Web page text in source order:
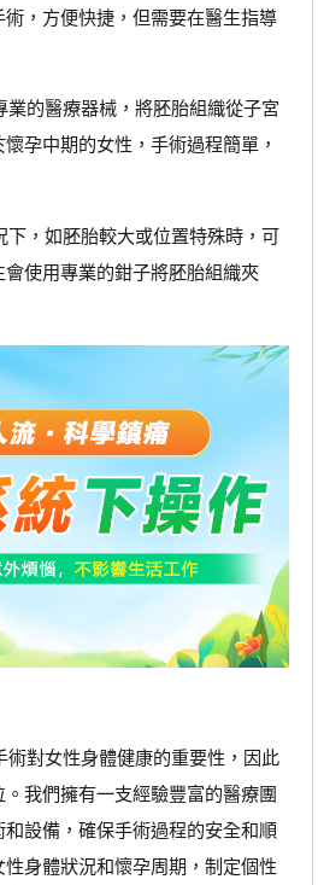
，方便快捷，但需要在醫生指導
的醫療器械，將胚胎組織從子宮
孕中期的女性，手術過程簡單，
，如胚胎較大或位置特殊時，可
使用專業的鉗子將胚胎組織夾
對女性身體健康的重要性，因此
我們擁有一支經驗豐富的醫療團
設備，確保手術過程的安全和順
身體狀況和懷孕周期，制定個性